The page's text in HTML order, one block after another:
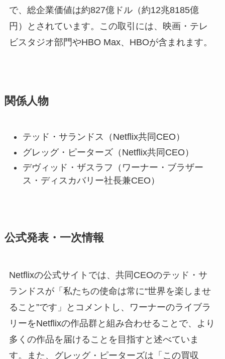
で、総企業価値は約827億ドル（約12兆8185億
円）とされています。この取引には、映画・テレ
ビスタジオ部門やHBO Max、HBOが含まれます。
関係人物
テッド・サランドス（Netflix共同CEO）
グレッグ・ピーターズ（Netflix共同CEO）
デヴィッド・ザスラフ（ワーナー・ブラザー
ス・ディスカバリー社長兼CEO）
公式発表・一次情報
Netflixの公式サイトでは、共同CEOのテッド・サ
ランドスが「私たちの使命は常に“世界を楽しませ
ること”です」とコメントし、ワーナーのライブラ
リーをNetflixの作品群と組み合わせることで、より
多くの作品を届けることを目指すと述べていま
す。また、グレッグ・ピーターズは「この買収